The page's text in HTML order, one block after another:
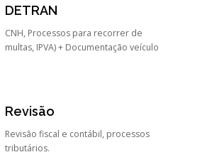
DETRAN
CNH, Processos para recorrer de
multas, IPVA) + Documentação veículo
Revisão
Revisão fiscal e contábil, processos
tributários.